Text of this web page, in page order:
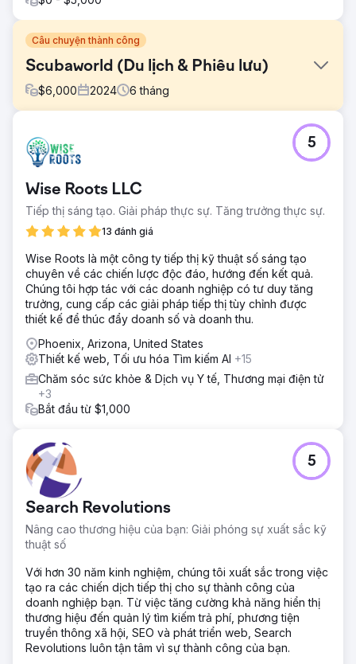
Câu chuyện thành công
Scubaworld (Du lịch & Phiêu lưu)
$6,000 2024 6 tháng
Scubaworld chủ yếu dựa vào truyền miệng và cộng đồng
thợ lặn hiện hữu. Họ gặp khó khăn trong việc tiếp cận đối
hiểm và khách du lịch quan tâm đến lặn biển nhưng không
biết bắt đầu từ đâu. Hoạt động tiếp thị kỹ thuật số của họ
bị phân mảnh và không thể thúc đẩy doanh số đặt chỗ.
Chúng tôi đã triển khai một chiến dịch quảng cáo Meta
(Facebook/Instagram) tập trung vào "cảm hứng đặt
phòng". Phân khúc đối tượng: Hướng đến sở thích "du lịch
mạo hiểm" thay vì chỉ khách du lịch nói chung. Chiến lược
sáng tạo: Sử dụng nội dung video dưới nước độ nét cao
để giảm thiểu thao tác cuộn. Tối ưu hóa chuyển đổi: Tinh
chỉnh trải nghiệm trang đích để giảm thiểu sự bất tiện giữa
việc nhấp vào quảng cáo và đặt phòng.
Kết quả
Chiến dịch đã biến mạng xã hội thành công cụ tạo doanh
khối lượng lớn bên ngoài mạng lưới giới thiệu. Mô hình
doanh thu có khả năng mở rộng được thiết lập cho mùa du
lịch cao điểm.
Chuyển đến trang agency
Wise Roots LLC
Tiếp thị sáng tạo. Giải pháp thực sự. Tăng trưởng thực sự.
13 đánh giá
5
Wise Roots là một công ty tiếp thị kỹ thuật số sáng tạo
chuyên về các chiến lược độc đáo, hướng đến kết quả.
Chúng tôi hợp tác với các doanh nghiệp có tư duy tăng
trưởng, cung cấp các giải pháp tiếp thị tùy chỉnh được
thiết kế để thúc đẩy doanh số và doanh thu.
Phoenix, Arizona, United States
Thiết kế web, Tối ưu hóa Tìm kiếm AI +15
Chăm sóc sức khỏe & Dịch vụ Y tế, Thương mại điện tử
+3
Bắt đầu từ $1,000
Search Revolutions
Nâng cao thương hiệu của bạn: Giải phóng sự xuất sắc kỹ
thuật số
5
Với hơn 30 năm kinh nghiệm, chúng tôi xuất sắc trong việc
tạo ra các chiến dịch tiếp thị cho sự thành công của
doanh nghiệp bạn. Từ việc tăng cường khả năng hiển thị
thương hiệu đến quản lý tìm kiếm trả phí, phương tiện
truyền thông xã hội, SEO và phát triển web, Search
Revolutions luôn tận tâm vì sự thành công của bạn.